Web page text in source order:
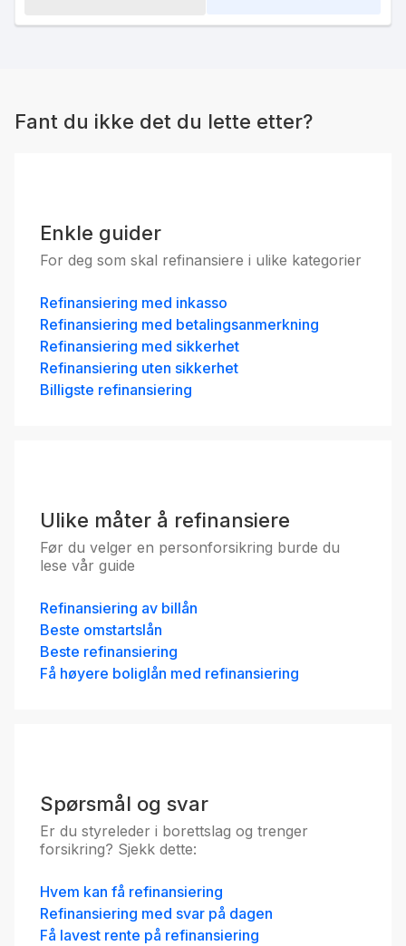
Grønt byggelån
eff.rente
eff.rente
Boliglån 50 %
Fastrentelån for unge med
5 års binding
5.03 %
Fant du ikke det du lette etter?
Enkle guider
For deg som skal refinansiere i ulike kategorier
Refinansiering med inkasso
Refinansiering med betalingsanmerkning
Refinansiering med sikkerhet
Refinansiering uten sikkerhet
Billigste refinansiering
Ulike måter å refinansiere
Før du velger en personforsikring burde du
lese vår guide
Refinansiering av billån
Beste omstartslån
Beste refinansiering
Få høyere boliglån med refinansiering
Spørsmål og svar
Er du styreleder i borettslag og trenger
forsikring? Sjekk dette:
Hvem kan få refinansiering
Refinansiering med svar på dagen
Få lavest rente på refinansiering